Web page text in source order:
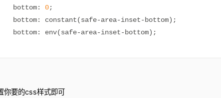
bottom
: 0;
bottom
: constant(safe-area-inset-bottom);
bottom
: env(safe-area-inset-bottom);
你要的css样式即可